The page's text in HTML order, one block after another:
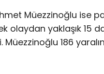
Müezzinoğlu ise
olaydan yaklaşık 15
Müezzinoğlu 186